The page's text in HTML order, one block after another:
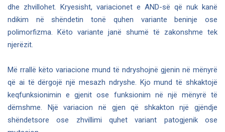
dhe zhvillohet. Kryesisht, variacionet e AND-së që nuk kanë
ndikim në shëndetin tonë quhen variante beninje ose
polimorfizma. Këto variante janë shumë të zakonshme tek
njerëzit.
Më rrallë këto variacione mund të ndryshojnë gjenin në mënyrë
që ai të dërgojë një mesazh ndryshe. Kjo mund të shkaktojë
keqfunksionimin e gjenit ose funksionim në një mënyrë të
dëmshme. Një variacion në gjen që shkakton një gjëndje
shëndetsore ose zhvillimi quhet variant patogjenik ose